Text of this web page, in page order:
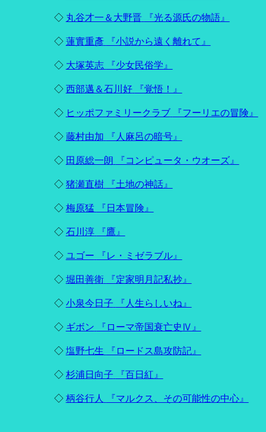
◇ 丸谷才一＆ 大野晋 『光る源氏の物語』
◇ 蓮實重彥 『小説から遠く離れて』
◇ 大塚英志 『少女民俗学』
◇ 西部邁＆石川好 『覚悟！』
◇ ヒッポファミリークラブ 『フーリエの冒険』
◇ 藤村由加 『人麻呂の暗号』
◇ 田原総一朗 『コンピュータ・ウオーズ』
◇ 猪瀬直樹 『土地の神話』
◇ 梅原猛 『日本冒険』
◇ 石川淳 『鷹』
◇ ユゴー 『レ・ミゼラブル』
◇ 堀田善衛 『定家明月記私抄』
◇ 小泉今日子 『人生らしいね』
◇ ギボン 『ローマ帝国衰亡史Ⅳ』
◇ 塩野七生 『ロードス島攻防記』
◇ 杉浦日向子 『百日紅』
◇ 柄谷行人 『マルクス、その可能性の中心』